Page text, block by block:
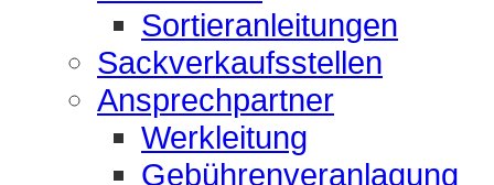
Sortieranleitungen
Sackverkaufsstellen
Ansprechpartner
Werkleitung
Gebührenveranlagung